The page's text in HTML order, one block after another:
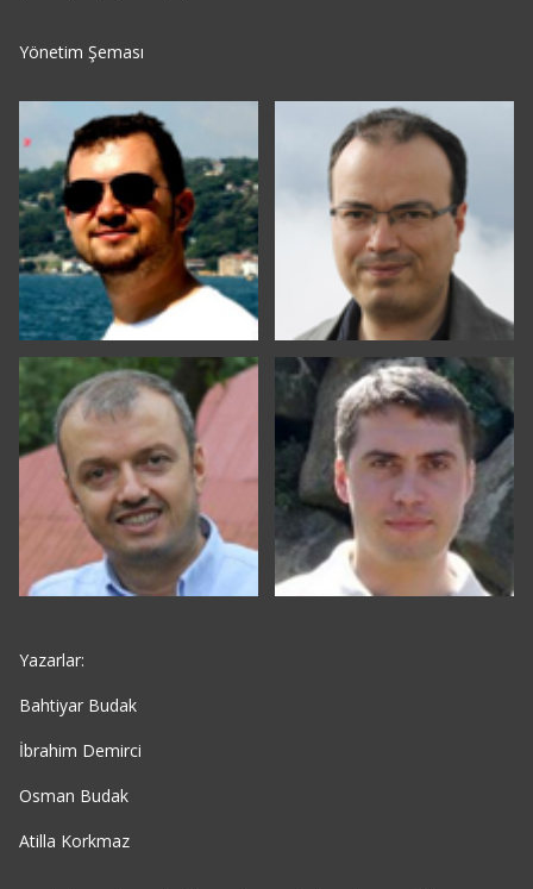
Yönetim Şeması
Yazarlar:
Bahtiyar Budak
İbrahim Demirci
Osman Budak
Atilla Korkmaz